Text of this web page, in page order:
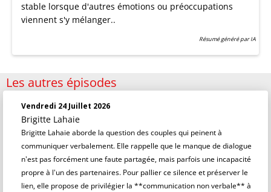
stable lorsque d'autres émotions ou préoccupations
viennent s'y mélanger..
Résumé généré par IA
Les autres épisodes
Vendredi 24 Juillet 2026
Brigitte Lahaie
Brigitte Lahaie aborde la question des couples qui peinent à
communiquer verbalement. Elle rappelle que le manque de dialogue
n'est pas forcément une faute partagée, mais parfois une incapacité
propre à l'un des partenaires. Pour pallier ce silence et préserver le
lien, elle propose de privilégier la **communication non verbale** à